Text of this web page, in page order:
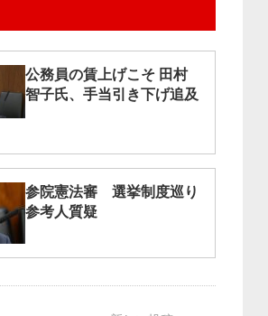
公務員の賃上げこそ 田村
智子氏、手当引き下げ追及
参院憲法審 選挙制度巡り
参考人質疑